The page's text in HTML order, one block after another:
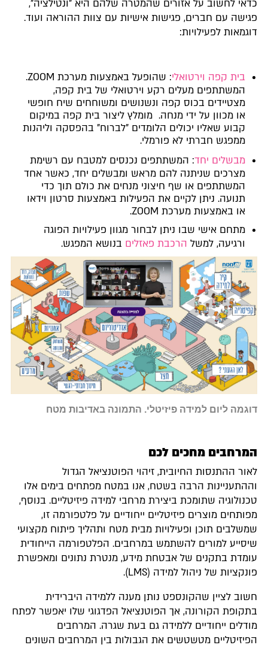
כדאי לחשוב על אזורים שהמטרה שלהם היא "ונטילציה",
פגישה עם חברים, פגישות אישיות עם צוות ההוראה ועוד.
דוגמאות לפעילויות:
בית קפה וירטואלי
: שהופעל באמצעות מערכת ZOOM.
המשתתפים מעלים רקע וירטואלי של בית קפה,
מצטיידים בכוס קפה ונשנושים ומשוחחים שיח חופשי
או מכוון על ידי מנחה. מומלץ ליצור בית קפה במיקום
קבוע שאליו יכולים הלומדים "לברוח" בהפסקה וליהנות
ממפגש חברתי לא פורמלי.
מבשלים יחד: המשתתפים נכנסים למטבח עם רשימת
מצרכים שניתנה להם מראש ומבשלים יחד, כאשר אחד
המשתתפים או שף חיצוני מנחים את כולם תוך כדי
תנועה. ניתן לקיים את הפעילות באמצעות סרטון וידאו
או באמצעות מערכת ZOOM.
מתחם אישי שבו ניתן לבחור מגוון פעילויות הפוגה
ורגיעה, למשל הרכבת פאזלים בנושא המפגש.
דוגמה ליום למידה פיזיטלי. התמונה באדיבות מטח
המרחבים מחכים לכם
לאור ההתנסות החיובית, זיהוי הפוטנציאל הגדול
וההתעניינות הרבה בשטח, אנו במטח מפתחים בימים אלו
טכנולוגיה שתומכת ביצירת מרחבי למידה פיזיטליים. בנוסף,
מפותחים מוצרים פיזיטליים ייחודיים על פלטפורמה זו,
שמשלבים תוכן ופעילויות מבית מטח ותהליך פיתוח מקצועי
שיסייע למורים להשתמש במרחבים. הפלטפורמה הייחודית
עומדת בתקנים של אבטחת מידע, מנטרת נתונים ומאפשרת
פונקציות של ניהול למידה (LMS).
חשוב לציין שהקונספט נותן מענה ללמידה היברידית
בתקופת הקורונה, אך הפוטנציאל הפדגוגי שלו יאפשר לפתח
מודלים ייחודיים ללמידה גם בעת שגרה. המרחבים
הפיזיטליים מטשטשים את הגבולות בין המרחבים השונים